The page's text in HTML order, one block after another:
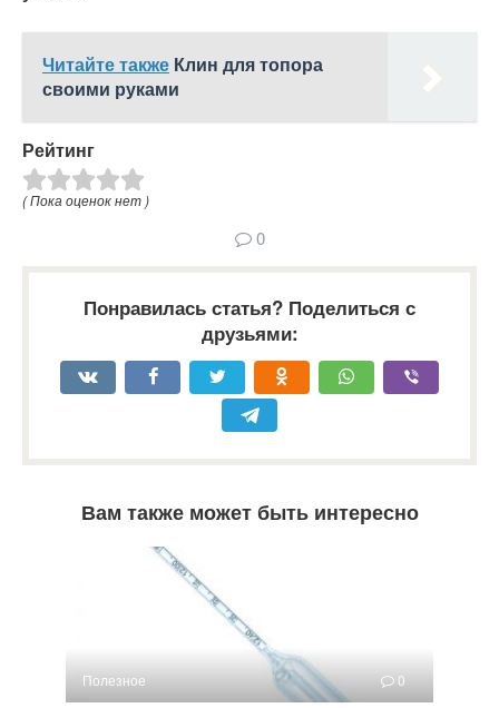
Читайте также Клин для топора
своими руками
Рейтинг
( Пока оценок нет )
0
Понравилась статья? Поделиться с
друзьями:
Вам также может быть интересно
Полезное 0